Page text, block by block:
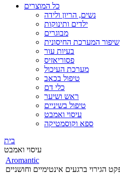
כל המוצרים
נשים, הריון ולידה
ילדים ותינוקות
מבוגרים
שיפור המערכת החיסונית
בעיות עור
פסוריאזיס
מערכת העיכול
טיפול בכאב
כלי דם
ראש ושיער
טיפול בשיניים
עיסוי ואמבט
ספא וקוסמטיקה
בית
עיסוי ואמבט
Aromantic